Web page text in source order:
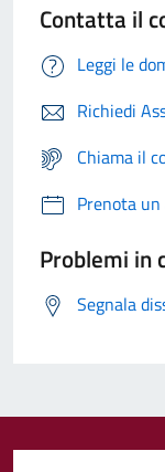
Contatta il
Leggi le
Richiedi
Chiama il
Prenota
Problemi in
Segnala